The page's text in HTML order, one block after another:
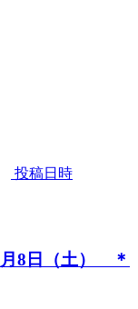
投稿日時
月8日（土） ＊